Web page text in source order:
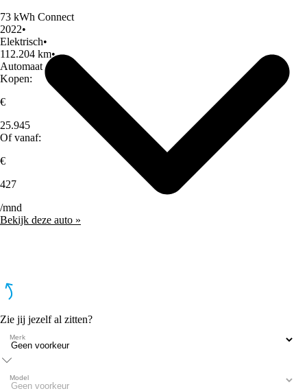
73 kWh Connect
2022•
Elektrisch•
112.204 km•
Automaat
Kopen:
€
25.945
Of vanaf:
€
427
/mnd
Bekijk deze auto »
Zie jij jezelf al zitten?
Merk
Model